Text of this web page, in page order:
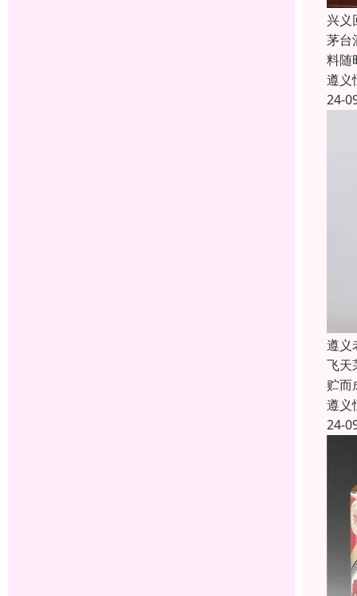
兴义
茅台
料随
遵义
24-
遵义
飞天
贮而
遵义
24-